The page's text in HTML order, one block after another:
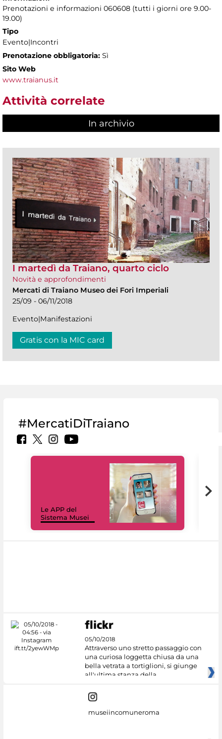
Prenotazioni e informazioni 060608 (tutti i giorni ore 9.00-
19.00)
Tipo
Evento|Incontri
Prenotazione obbligatoria: Sì
Sito Web
www.traianus.it
Attività correlate
In archivio
I martedì da Traiano, quarto ciclo
Novità e approfondimenti
Mercati di Traiano Museo dei Fori Imperiali
25/09 - 06/11/2018
Evento|Manifestazioni
Gratis con la MIC card
#MercatiDiTraiano
Le APP del
Sistema Musei
05/10/2018
Attraverso uno stretto passaggio con
una curiosa loggetta chiusa da una
bella vetrata a tortiglioni, si giunge
all'ultima stanza della
museiincomuneroma